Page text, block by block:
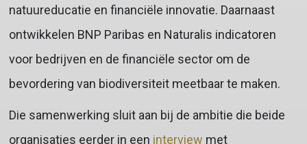
natuureducatie en financiële innovatie. Daarnaast
ontwikkelen BNP Paribas en Naturalis indicatoren
voor bedrijven en de financiële sector om de
bevordering van biodiversiteit meetbaar te maken.
Die samenwerking sluit aan bij de ambitie die beide
organisaties eerder in een interview met